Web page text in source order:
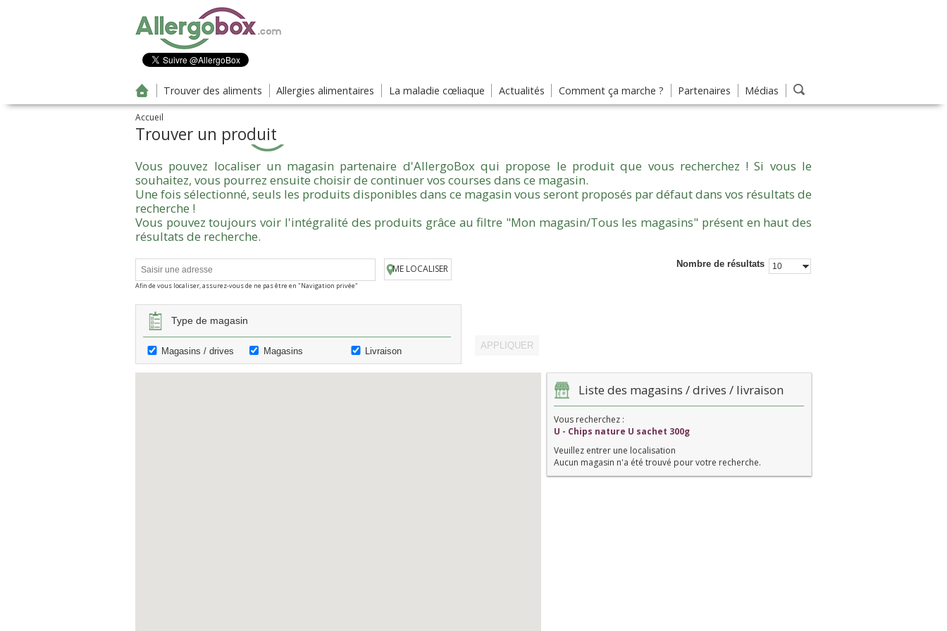
Trouver des aliments Allergies alimentaires La maladie cœliaque Actualités Comment ça marche ? Partenaires Médias
Accueil
Trouver un produit
Vous pouvez localiser un magasin partenaire d'AllergoBox qui propose le produit que vous recherchez ! Si vous le
souhaitez, vous pourrez ensuite choisir de continuer vos courses dans ce magasin.
Une fois sélectionné, seuls les produits disponibles dans ce magasin vous seront proposés par défaut dans vos résultats de
recherche !
Vous pouvez toujours voir l'intégralité des produits grâce au filtre "Mon magasin/Tous les magasins" présent en haut des
résultats de recherche.
Afin de vous localiser, assurez-vous de ne pas être en "Navigation privée"
ME LOCALISER
Type de magasin
Magasins / drives Magasins Livraison
Nombre de résultats 10
Liste des magasins / drives / livraison
Vous recherchez :
U - Chips nature U sachet 300g
Veuillez entrer une localisation
Aucun magasin n'a été trouvé pour votre recherche.